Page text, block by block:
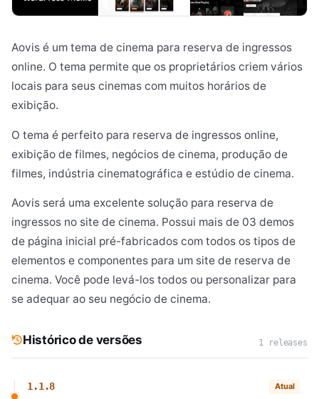
Aovis é um tema de cinema para reserva de ingressos
online. O tema permite que os proprietários criem vários
locais para seus cinemas com muitos horários de
exibição.
O tema é perfeito para reserva de ingressos online,
exibição de filmes, negócios de cinema, produção de
filmes, indústria cinematográfica e estúdio de cinema.
Aovis será uma excelente solução para reserva de
ingressos no site de cinema. Possui mais de 03 demos
de página inicial pré-fabricados com todos os tipos de
elementos e componentes para um site de reserva de
cinema. Você pode levá-los todos ou personalizar para
se adequar ao seu negócio de cinema.
Histórico de versões 1 releases
1.1.8 Atual